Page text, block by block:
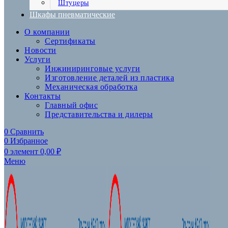
Штуцеры
Шкафы пневматические
О компании
Сертификаты
Новости
Услуги
Инжиниринговые услуги
Изготовление деталей из пластика
Механическая обработка
Контакты
Главный офис
Представительства и дилеры
0 Сравнить
0 Избранное
0 элемент 0,00 ₽
Меню